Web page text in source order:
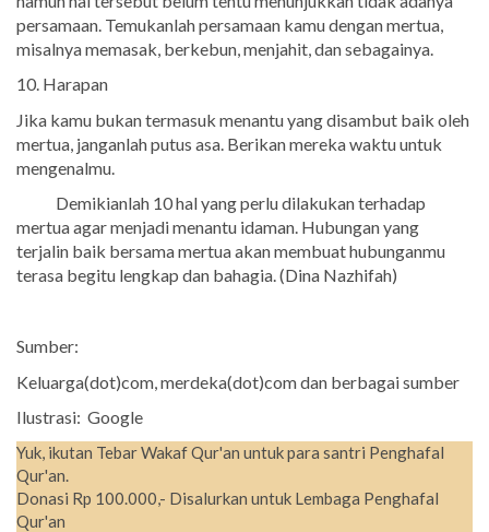
persamaan. Temukanlah persamaan kamu dengan mertua,
misalnya memasak, berkebun, menjahit, dan sebagainya.
10. Harapan
Jika kamu bukan termasuk menantu yang disambut baik oleh
mertua, janganlah putus asa. Berikan mereka waktu untuk
mengenalmu.
Demikianlah 10 hal yang perlu dilakukan terhadap
mertua agar menjadi menantu idaman. Hubungan yang
terjalin baik bersama mertua akan membuat hubunganmu
terasa begitu lengkap dan bahagia. (Dina Nazhifah)
Sumber:
Keluarga(dot)com, merdeka(dot)com dan berbagai sumber
Ilustrasi: Google
Yuk, ikutan Tebar Wakaf Qur'an untuk para santri Penghafal
Qur'an.
Donasi Rp 100.000,- Disalurkan untuk Lembaga Penghafal
Qur'an